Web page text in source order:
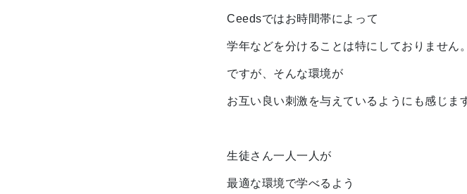
Ceedsではお時間帯によって
学年などを分けることは特にしておりません。
ですが、そんな環境が
お互い良い刺激を与えているようにも感じま
生徒さん一人一人が
最適な環境で学べるよう